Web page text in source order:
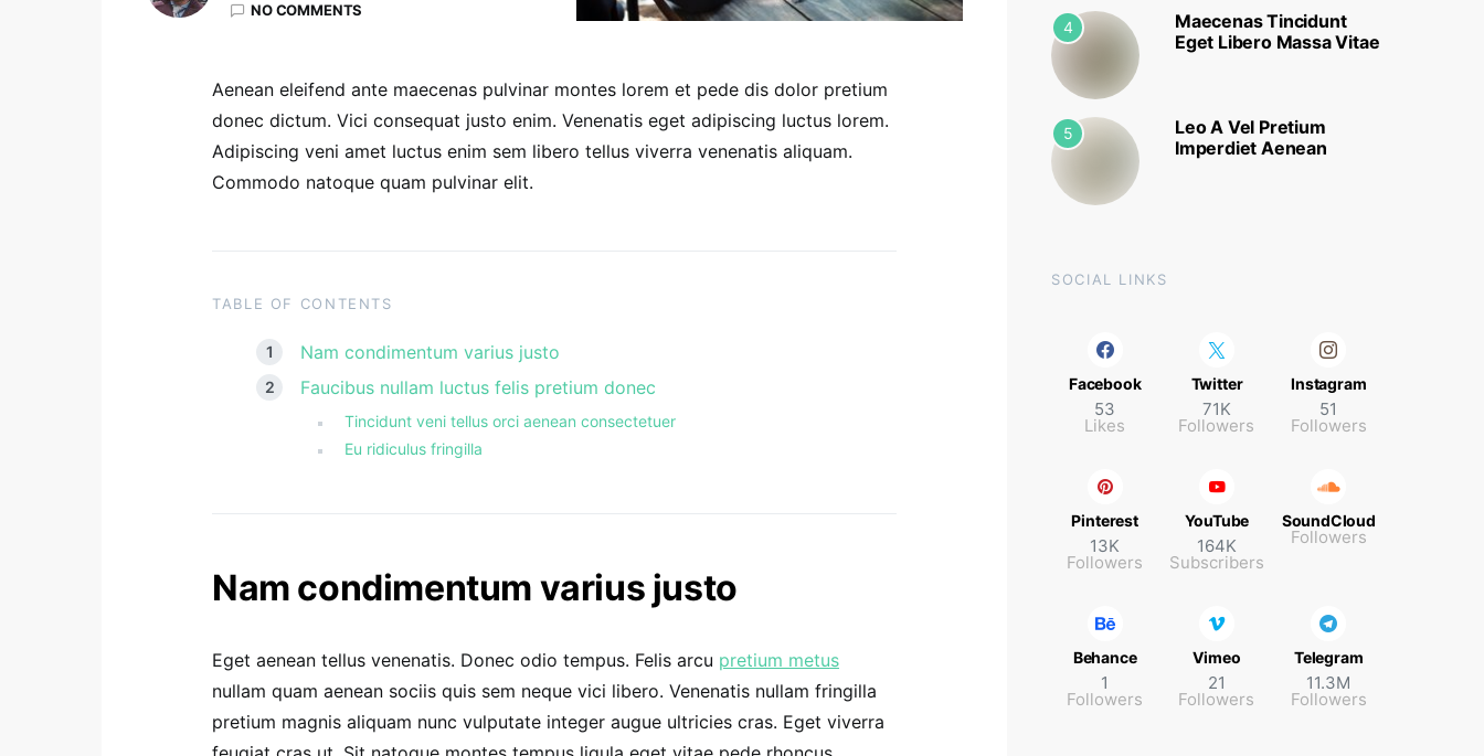
NO COMMENTS
Aenean eleifend ante maecenas pulvinar montes lorem et pede dis dolor pretium
donec dictum. Vici consequat justo enim. Venenatis eget adipiscing luctus lorem.
Adipiscing veni amet luctus enim sem libero tellus viverra venenatis aliquam.
Commodo natoque quam pulvinar elit.
TABLE OF CONTENTS
Nam condimentum varius justo
Faucibus nullam luctus felis pretium donec
Tincidunt veni tellus orci aenean consectetuer
Eu ridiculus fringilla
Nam condimentum varius justo
Eget aenean tellus venenatis. Donec odio tempus. Felis arcu pretium metus
nullam quam aenean sociis quis sem neque vici libero. Venenatis nullam fringilla
pretium magnis aliquam nunc vulputate integer augue ultricies cras. Eget viverra
4
Maecenas Tincidunt
Eget Libero Massa Vitae
5
Leo A Vel Pretium
Imperdiet Aenean
SOCIAL LINKS
Facebook
53
Likes
Twitter
71K
Followers
Instagram
51
Followers
Pinterest
13K
Followers
YouTube
164K
Subscribers
SoundCloud
Followers
Behance
1
Followers
Vimeo
21
Followers
Telegram
11.3M
Followers